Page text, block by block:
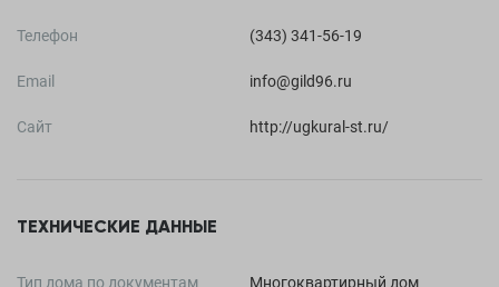
Телефон (343) 341-56-19
Email info@gild96.ru
Сайт http://ugkural-st.ru/
ТЕХНИЧЕСКИЕ ДАННЫЕ
Тип дома по документам Многоквартирный дом